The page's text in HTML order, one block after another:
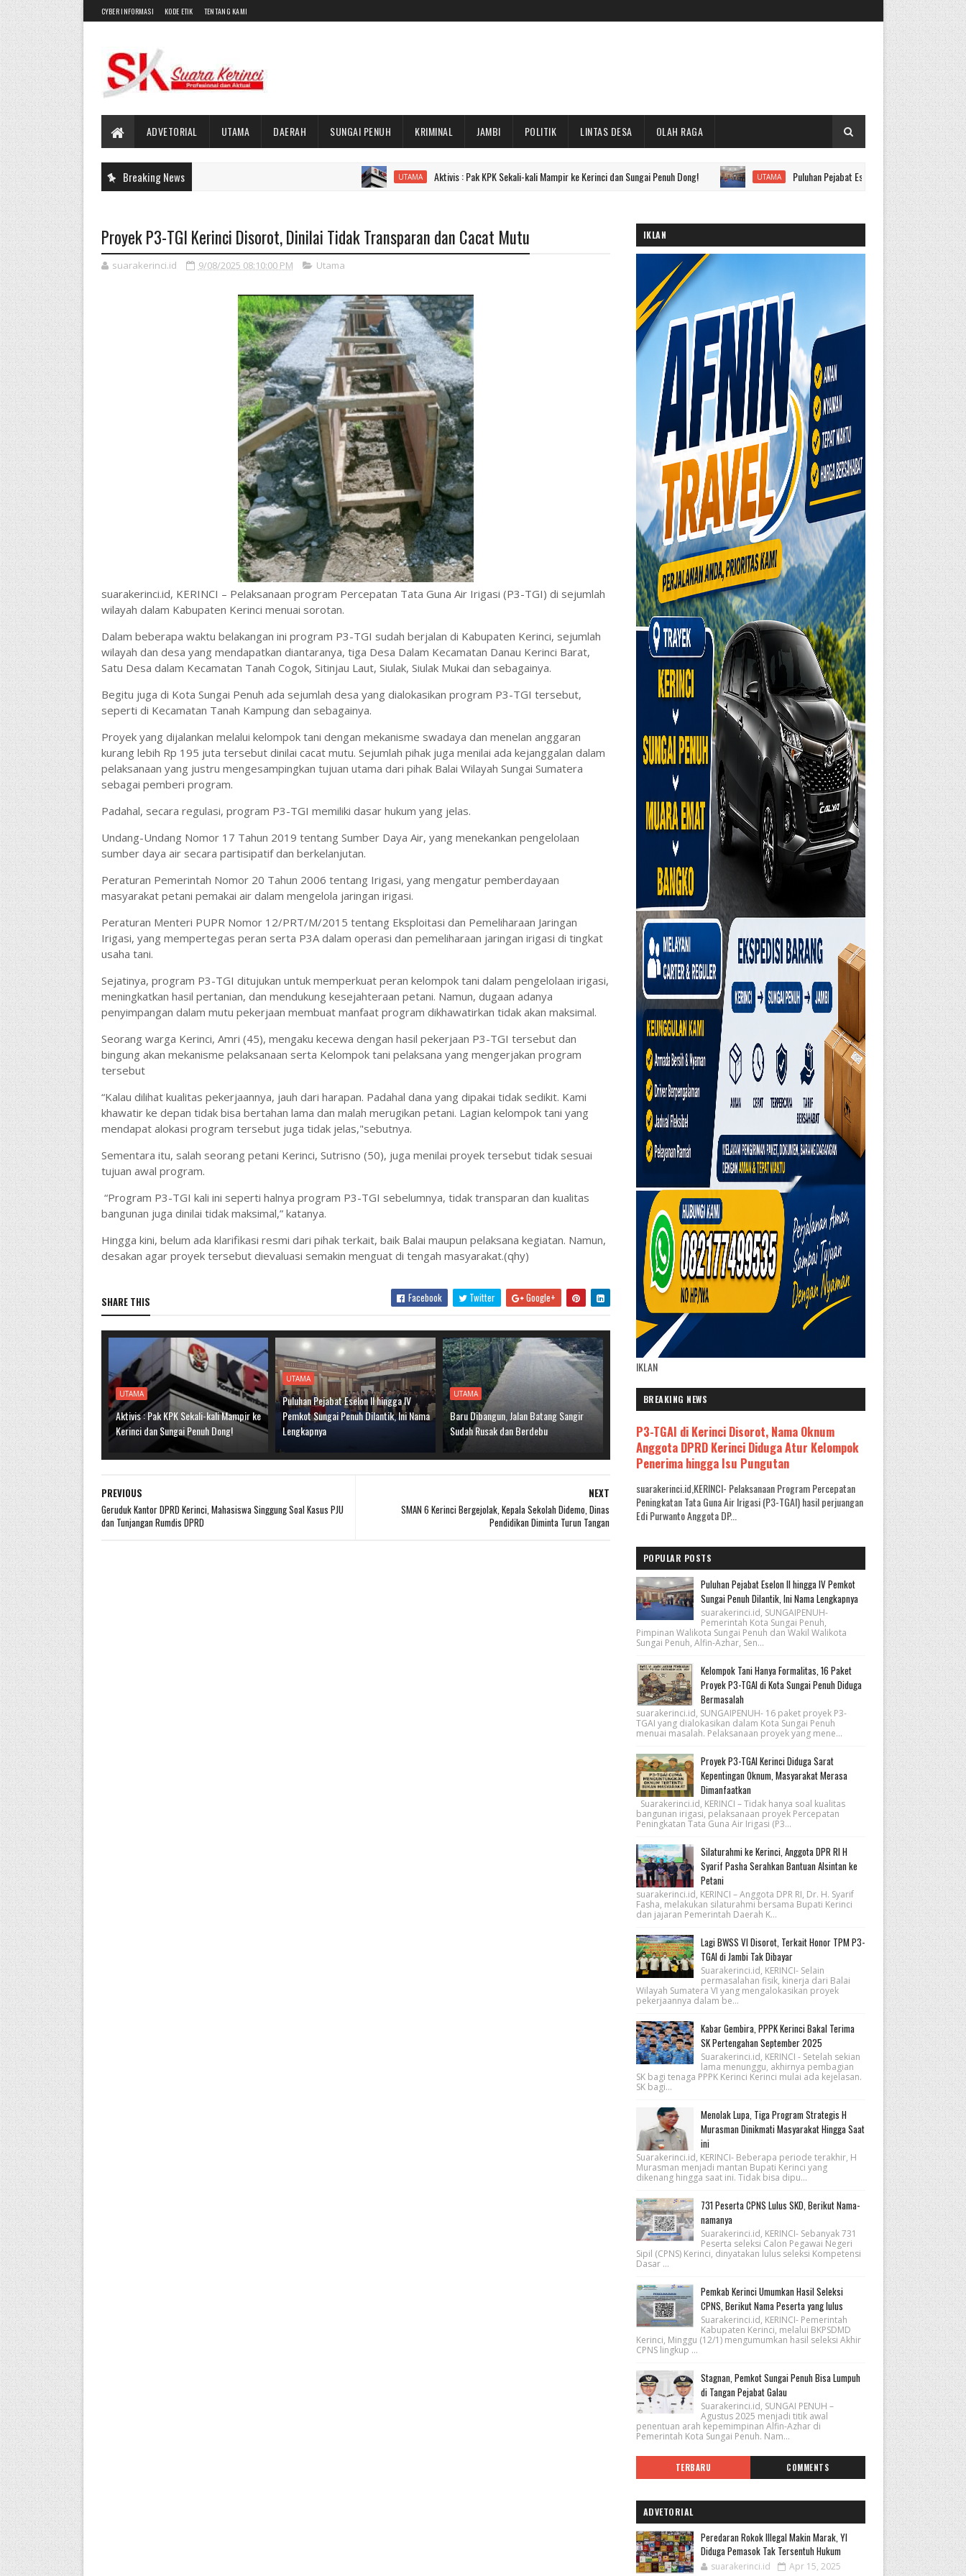
CYBER INFORMASI KODE ETIK TENTANG KAMI
ADVETORIAL UTAMA DAERAH SUNGAI PENUH KRIMINAL JAMBI POLITIK LINTAS DESA OLAH RAGA
Breaking News UTAMA Aktivis : Pak KPK Sekali-kali Mampir ke Kerinci dan Sungai Penuh Dong! UTAMA Puluhan Pejabat Eselon II hingga IV Pemkot Sungai Penuh
Proyek P3-TGI Kerinci Disorot, Dinilai Tidak Transparan dan Cacat Mutu
suarakerinci.id 9/08/2025 08:10:00 PM Utama
suarakerinci.id, KERINCI – Pelaksanaan program Percepatan Tata Guna Air Irigasi (P3-TGI) di sejumlah
wilayah dalam Kabupaten Kerinci menuai sorotan.
Dalam beberapa waktu belakangan ini program P3-TGI sudah berjalan di Kabupaten Kerinci, sejumlah
wilayah dan desa yang mendapatkan diantaranya, tiga Desa Dalam Kecamatan Danau Kerinci Barat,
Satu Desa dalam Kecamatan Tanah Cogok, Sitinjau Laut, Siulak, Siulak Mukai dan sebagainya.
Begitu juga di Kota Sungai Penuh ada sejumlah desa yang dialokasikan program P3-TGI tersebut,
seperti di Kecamatan Tanah Kampung dan sebagainya.
Proyek yang dijalankan melalui kelompok tani dengan mekanisme swadaya dan menelan anggaran
kurang lebih Rp 195 juta tersebut dinilai cacat mutu. Sejumlah pihak juga menilai ada kejanggalan dalam
pelaksanaan yang justru mengesampingkan tujuan utama dari pihak Balai Wilayah Sungai Sumatera
sebagai pemberi program.
Padahal, secara regulasi, program P3-TGI memiliki dasar hukum yang jelas.
Undang-Undang Nomor 17 Tahun 2019 tentang Sumber Daya Air, yang menekankan pengelolaan
sumber daya air secara partisipatif dan berkelanjutan.
Peraturan Pemerintah Nomor 20 Tahun 2006 tentang Irigasi, yang mengatur pemberdayaan
masyarakat petani pemakai air dalam mengelola jaringan irigasi.
Peraturan Menteri PUPR Nomor 12/PRT/M/2015 tentang Eksploitasi dan Pemeliharaan Jaringan
Irigasi, yang mempertegas peran serta P3A dalam operasi dan pemeliharaan jaringan irigasi di tingkat
usaha tani.
Sejatinya, program P3-TGI ditujukan untuk memperkuat peran kelompok tani dalam pengelolaan irigasi,
meningkatkan hasil pertanian, dan mendukung kesejahteraan petani. Namun, dugaan adanya
penyimpangan dalam mutu pekerjaan membuat manfaat program dikhawatirkan tidak akan maksimal.
Seorang warga Kerinci, Amri (45), mengaku kecewa dengan hasil pekerjaan P3-TGI tersebut dan
bingung akan mekanisme pelaksanaan serta Kelompok tani pelaksana yang mengerjakan program
tersebut
“Kalau dilihat kualitas pekerjaannya, jauh dari harapan. Padahal dana yang dipakai tidak sedikit. Kami
khawatir ke depan tidak bisa bertahan lama dan malah merugikan petani. Lagian kelompok tani yang
mendapat alokasi program tersebut juga tidak jelas,"sebutnya.
Sementara itu, salah seorang petani Kerinci, Sutrisno (50), juga menilai proyek tersebut tidak sesuai
tujuan awal program.
“Program P3-TGI kali ini seperti halnya program P3-TGI sebelumnya, tidak transparan dan kualitas
bangunan juga dinilai tidak maksimal,” katanya.
Hingga kini, belum ada klarifikasi resmi dari pihak terkait, baik Balai maupun pelaksana kegiatan. Namun,
desakan agar proyek tersebut dievaluasi semakin menguat di tengah masyarakat.(qhy)
SHARE THIS Facebook Twitter Google+
UTAMA
Aktivis : Pak KPK Sekali-kali Mampir ke
Kerinci dan Sungai Penuh Dong!
UTAMA
Puluhan Pejabat Eselon II hingga IV
Pemkot Sungai Penuh Dilantik, Ini Nama
Lengkapnya
UTAMA
Baru Dibangun, Jalan Batang Sangir
Sudah Rusak dan Berdebu
NEXT
SMAN 6 Kerinci Bergejolak, Kepala Sekolah Didemo, Dinas
Pendidikan Diminta Turun Tangan
PREVIOUS
Geruduk Kantor DPRD Kerinci, Mahasiswa Singgung Soal Kasus PJU
dan Tunjangan Rumdis DPRD
IKLAN
IKLAN
BREAKING NEWS
P3-TGAI di Kerinci Disorot, Nama Oknum
Anggota DPRD Kerinci Diduga Atur Kelompok
Penerima hingga Isu Pungutan
suarakerinci.id,KERINCI- Pelaksanaan Program Percepatan
Peningkatan Tata Guna Air Irigasi (P3-TGAI) hasil perjuangan
Edi Purwanto Anggota DP...
POPULAR POSTS
Puluhan Pejabat Eselon II hingga IV Pemkot
Sungai Penuh Dilantik, Ini Nama Lengkapnya
suarakerinci.id, SUNGAIPENUH-
Pemerintah Kota Sungai Penuh,
Pimpinan Walikota Sungai Penuh dan Wakil Walikota
Sungai Penuh, Alfin-Azhar, Sen...
Kelompok Tani Hanya Formalitas, 16 Paket
Proyek P3-TGAI di Kota Sungai Penuh Diduga
Bermasalah
suarakerinci.id, SUNGAIPENUH- 16 paket proyek P3-
TGAI yang dialokasikan dalam Kota Sungai Penuh
menuai masalah. Pelaksanaan proyek yang mene...
Proyek P3-TGAI Kerinci Diduga Sarat
Kepentingan Oknum, Masyarakat Merasa
Dimanfaatkan
Suarakerinci.id, KERINCI – Tidak hanya soal kualitas
bangunan irigasi, pelaksanaan proyek Percepatan
Peningkatan Tata Guna Air Irigasi (P3...
Silaturahmi ke Kerinci, Anggota DPR RI H
Syarif Pasha Serahkan Bantuan Alsintan ke
Petani
suarakerinci.id, KERINCI – Anggota DPR RI, Dr. H. Syarif
Fasha, melakukan silaturahmi bersama Bupati Kerinci
dan jajaran Pemerintah Daerah K...
Lagi BWSS VI Disorot, Terkait Honor TPM P3-
TGAI di Jambi Tak Dibayar
Suarakerinci.id, KERINCI- Selain
permasalahan fisik, kinerja dari Balai
Wilayah Sumatera VI yang mengalokasikan proyek
pekerjaannya dalam be...
Kabar Gembira, PPPK Kerinci Bakal Terima
SK Pertengahan September 2025
Suarakerinci.id, KERINCI - Setelah sekian
lama menunggu, akhirnya pembagian
SK bagi tenaga PPPK Kerinci Kerinci mulai ada kejelasan.
SK bagi...
Menolak Lupa, Tiga Program Strategis H
Murasman Dinikmati Masyarakat Hingga Saat
ini
Suarakerinci.id, KERINCI- Beberapa periode terakhir, H
Murasman menjadi mantan Bupati Kerinci yang
dikenang hingga saat ini. Tidak bisa dipu...
731 Peserta CPNS Lulus SKD, Berikut Nama-
namanya
Suarakerinci.id, KERINCI- Sebanyak 731
Peserta seleksi Calon Pegawai Negeri
Sipil (CPNS) Kerinci, dinyatakan lulus seleksi Kompetensi
Dasar ...
Pemkab Kerinci Umumkan Hasil Seleksi
CPNS, Berikut Nama Peserta yang lulus
Suarakerinci.id, KERINCI- Pemerintah
Kabupaten Kerinci, melalui BKPSDMD
Kerinci, Minggu (12/1) mengumumkan hasil seleksi Akhir
CPNS lingkup ...
Stagnan, Pemkot Sungai Penuh Bisa Lumpuh
di Tangan Pejabat Galau
Suarakerinci.id, SUNGAI PENUH –
Agustus 2025 menjadi titik awal
penentuan arah kepemimpinan Alfin-Azhar di
Pemerintah Kota Sungai Penuh. Nam...
TERBARU COMMENTS
ADVETORIAL
Peredaran Rokok Illegal Makin Marak, YI
Diduga Pemasok Tak Tersentuh Hukum
suarakerinci.id Apr 15, 2025